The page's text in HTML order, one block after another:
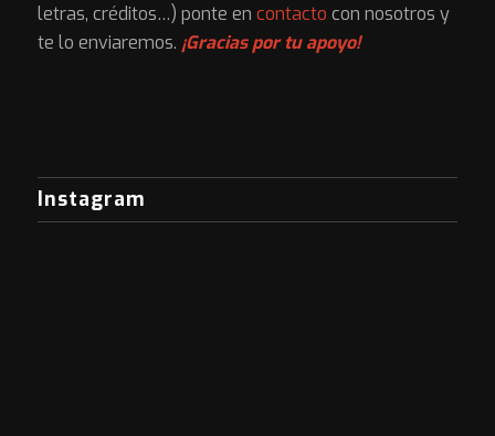
letras, créditos…) ponte en contacto con nosotros y
te lo enviaremos. ¡Gracias por tu apoyo!
Instagram